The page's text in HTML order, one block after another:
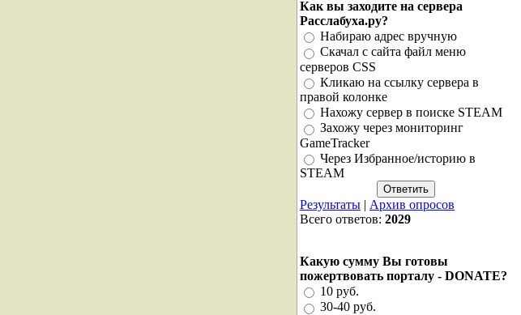
Как вы заходите на сервера
Расслабуха.ру?
Набираю адрес вручную
Скачал с сайта файл меню
серверов CSS
Кликаю на ссылку сервера в
правой колонке
Нахожу сервер в поиске STEAM
Захожу через мониторинг
GameTracker
Через Избранное/историю в
STEAM
Результаты | Архив опросов
Всего ответов: 2029
Какую сумму Вы готовы
пожертвовать порталу - DONATE?
10 руб.
30-40 руб.